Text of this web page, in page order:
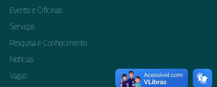
Evento e Oficinas
Serviços
Pesquisa e Conhecimento
Notícias
Vagas